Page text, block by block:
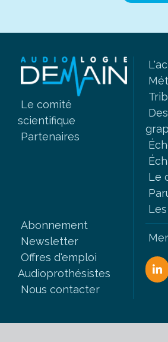
Le comité
scientifique
Partenaires
Le
Abonnement
Newsletter
Offres d'emploi
Audioprothésistes
Nous contacter